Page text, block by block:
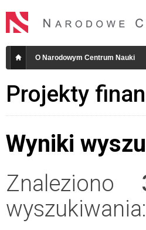
O Narodowym Centrum Nauki
Projekty
Wyniki
Znaleziono
wyszukiwania: